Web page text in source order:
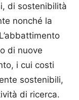
di sostenibilità
nonché la
di nuove
i cui costi
sostenibili,
di ricerca.